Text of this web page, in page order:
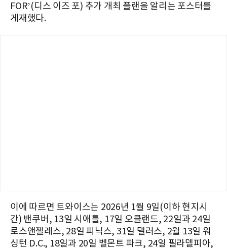
FOR’(디스 이즈 포) 추가 개최 플랜을 알리는 포스터를
게재했다.
이에 따르면 트와이스는 2026년 1월 9일(이하 현지시
간) 밴쿠버, 13일 시애틀, 17일 오클랜드, 22일과 24일
로스앤젤레스, 28일 피닉스, 31일 댈러스, 2월 13일 워
싱턴 D.C., 18일과 20일 벨몬트 파크, 24일 필라델피아,